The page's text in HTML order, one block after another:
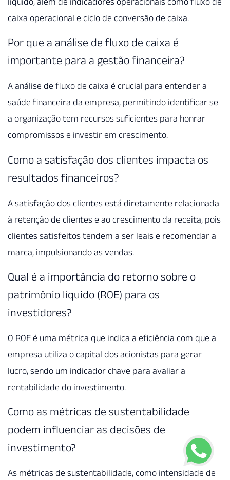
caixa operacional e ciclo de conversão de caixa.
Por que a análise de fluxo de caixa é
importante para a gestão financeira?
A análise de fluxo de caixa é crucial para entender a
saúde financeira da empresa, permitindo identificar se
a organização tem recursos suficientes para honrar
compromissos e investir em crescimento.
Como a satisfação dos clientes impacta os
resultados financeiros?
A satisfação dos clientes está diretamente relacionada
à retenção de clientes e ao crescimento da receita, pois
clientes satisfeitos tendem a ser leais e recomendar a
marca, impulsionando as vendas.
Qual é a importância do retorno sobre o
patrimônio líquido (ROE) para os
investidores?
O ROE é uma métrica que indica a eficiência com que a
empresa utiliza o capital dos acionistas para gerar
lucro, sendo um indicador chave para avaliar a
rentabilidade do investimento.
Como as métricas de sustentabilidade
podem influenciar as decisões de
investimento?
As métricas de sustentabilidade, como intensidade de